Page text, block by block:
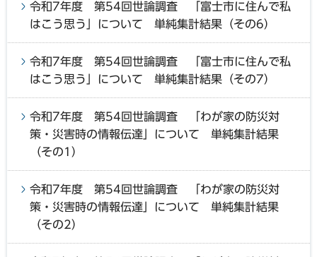
令和7年度 第54回世論調査 「富士市に住んで私
はこう思う」について 単純集計結果（その6）
令和7年度 第54回世論調査 「富士市に住んで私
はこう思う」について 単純集計結果（その7）
令和7年度 第54回世論調査 「わが家の防災対
策・災害時の情報伝達」について 単純集計結果
（その1）
令和7年度 第54回世論調査 「わが家の防災対
策・災害時の情報伝達」について 単純集計結果
（その2）